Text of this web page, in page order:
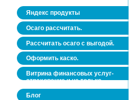
Яндекс продукты
Осаго рассчитать.
Рассчитать осаго с выгодой.
Оформить каско.
Витрина финансовых услуг-
страхование и не только.
Блог